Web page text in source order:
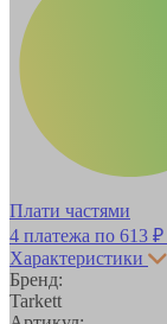
Плати частями
4 платежа по 613 ₽
Характеристики
Бренд:
Tarkett